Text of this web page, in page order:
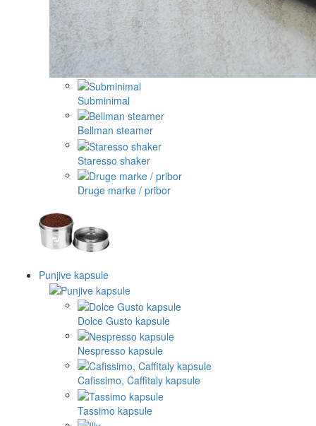
Subminimal
Bellman steamer
Staresso shaker
Druge marke / pribor
Punjive kapsule
Dolce Gusto kapsule
Nespresso kapsule
Cafissimo, Caffitaly kapsule
Tassimo kapsule